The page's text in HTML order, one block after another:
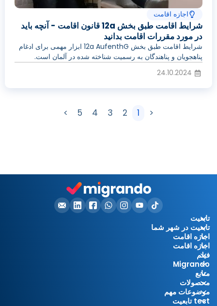
اجازه اقامت
شرایط اقامت طبق بخش 12a قانون اقامت - آنچه باید
در مورد مقررات اقامت بدانید
شرایط اقامت طبق بخش 12a AufenthG ابزار مهمی برای ادغام
پناهجویان و پناهندگان به رسمیت شناخته شده در آلمان است.
24.10.2024
<
1
2
3
4
5
>
تابعیت
تابعیت در شهر شما
اجازه اقامت
اجازه اقامت
فیلم
Migrando
منابع
محصولات
موضوعات مهم
test تابعیت